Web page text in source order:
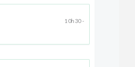
10h30 -